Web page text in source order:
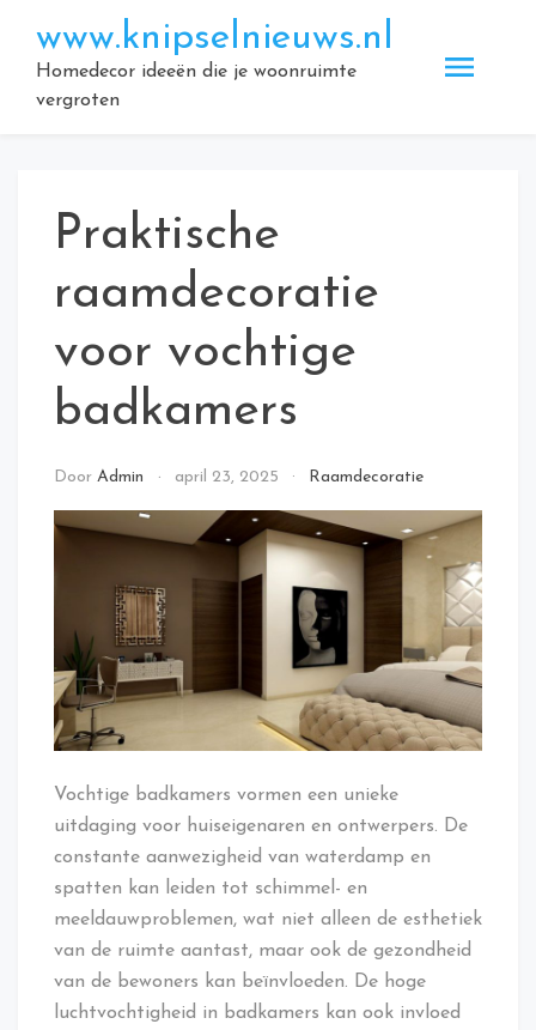
naar
inhoud
www.knipselnieuws.nl
Homedecor ideeën die je woonruimte
vergroten
Praktische
raamdecoratie
voor vochtige
badkamers
Door Admin april 23, 2025 Raamdecoratie
Vochtige badkamers vormen een unieke
uitdaging voor huiseigenaren en ontwerpers. De
constante aanwezigheid van waterdamp en
spatten kan leiden tot schimmel- en
meeldauwproblemen, wat niet alleen de esthetiek
van de ruimte aantast, maar ook de gezondheid
van de bewoners kan beïnvloeden. De hoge
luchtvochtigheid in badkamers kan ook invloed